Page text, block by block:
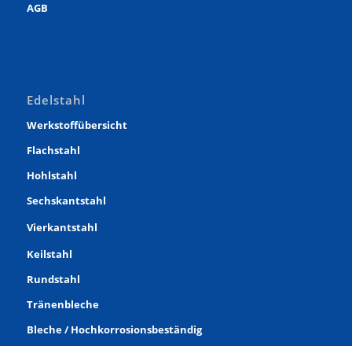
AGB
Edelstahl
Werkstoffübersicht
Flachstahl
Hohlstahl
Sechskantstahl
Vierkantstahl
Keilstahl
Rundstahl
Tränenbleche
Bleche / Hochkorrosionsbeständig